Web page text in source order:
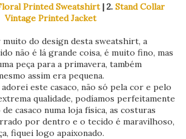
Printed Sweatshirt| 2. Stand Collar
Vintage Printed Jacket
do design desta sweatshirt, a
não é lá grande coisa, é muito fino, mas
peça para a primavera, também
assim era pequena.
este casaco, não só pela cor e pelo
qualidade, podíamos perfeitamente
casaco numa loja física, as costuras
por dentro e o tecido é maravilhoso,
fiquei logo apaixonado.